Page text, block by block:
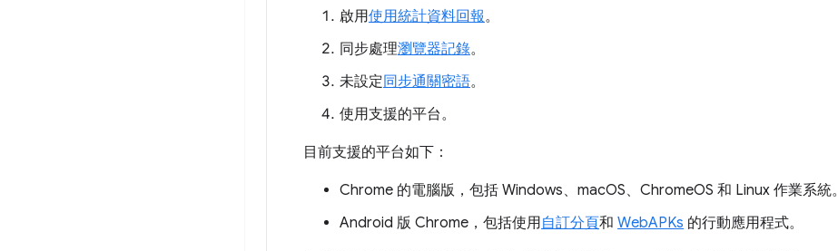
啟用使用統計資料回報。
同步處理瀏覽器記錄。
未設定同步通關密語。
使用支援的平台。
目前支援的平台如下：
Chrome 的電腦版，包括 Windows、macOS、ChromeOS 和 Linux 作業系統。
Android 版 Chrome，包括使用自訂分頁和 WebAPKs 的行動應用程式。